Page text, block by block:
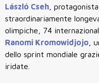
László Cseh ,
straordinariamente
olimpiche, 74
Ranomi Kromowidjojo ,
dello sprint mondiale
iridate.